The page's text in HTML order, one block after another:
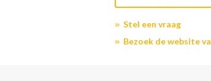
Stel een vraag
Bezoek de website